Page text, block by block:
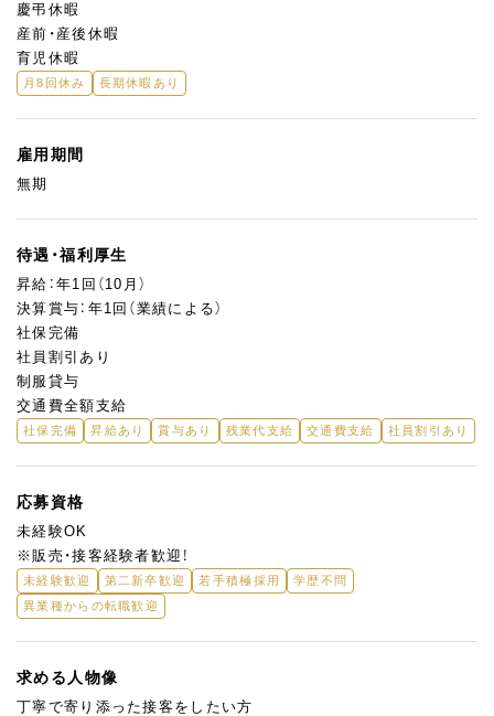
慶弔休暇
産前・産後休暇
育児休暇
月8回休み 長期休暇あり
雇用期間
無期
待遇・福利厚生
昇給：年1回（10月）
決算賞与：年1回（業績による）
社保完備
社員割引あり
制服貸与
交通費全額支給
社保完備 昇給あり 賞与あり 残業代支給 交通費支給 社員割引あり
応募資格
未経験OK
※販売・接客経験者歓迎！
未経験歓迎 第二新卒歓迎 若手積極採用
学歴不問
異業種からの転職歓迎
求める人物像
丁寧で寄り添った接客をしたい方